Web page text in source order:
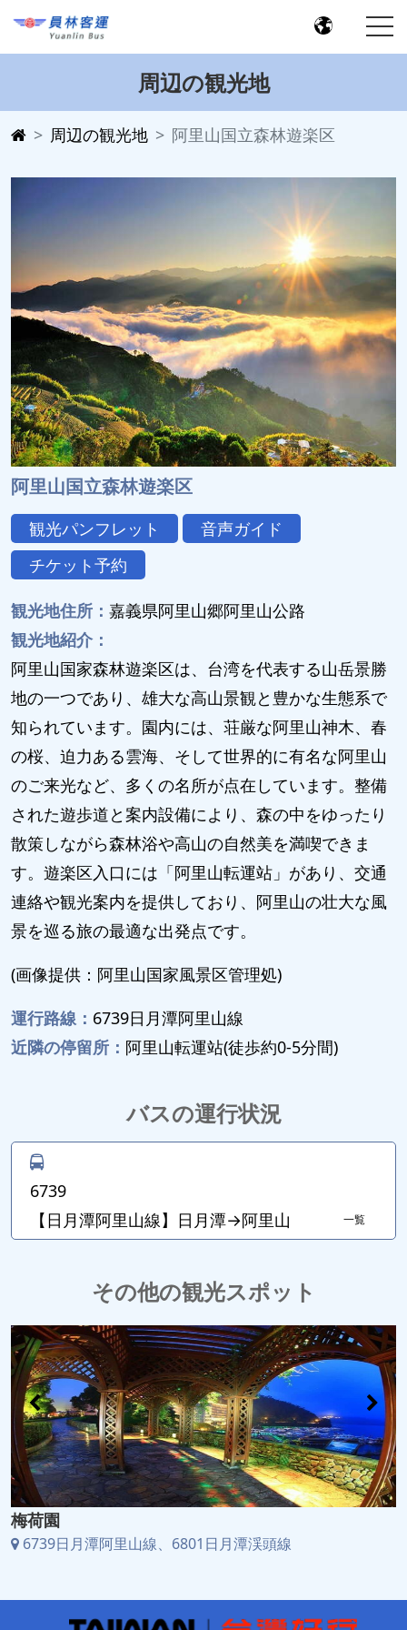
周辺の観光地
周辺の観光地 阿里山国立森林遊楽区
阿里山国立森林遊楽区
観光パンフレット
音声ガイド
チケット予約
観光地住所： 嘉義県阿里山郷阿里山公路
観光地紹介：
阿里山国家森林遊楽区は、台湾を代表する山岳景勝
地の一つであり、雄大な高山景観と豊かな生態系で
知られています。園内には、荘厳な阿里山神木、春
の桜、迫力ある雲海、そして世界的に有名な阿里山
のご来光など、多くの名所が点在しています。整備
された遊歩道と案内設備により、森の中をゆったり
散策しながら森林浴や高山の自然美を満喫できま
す。遊楽区入口には「阿里山転運站」があり、交通
連絡や観光案内を提供しており、阿里山の壮大な風
景を巡る旅の最適な出発点です。
(画像提供：阿里山国家風景区管理処)
運行路線： 6739日月潭阿里山線
近隣の停留所： 阿里山転運站(徒歩約0-5分間)
バスの運行状況
6739
【日月潭阿里山線】日月潭→阿里山
一覧
その他の観光スポット
梅荷園
6739日月潭阿里山線、6801日月潭渓頭線